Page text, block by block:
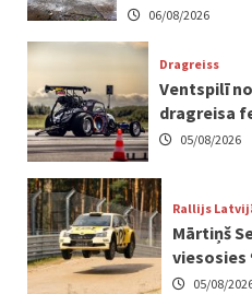
06/08/2026
Dragreiss
Ventspilī
dragreisa
05/08/2026
Rallijs
Mārtiņš
viesosies
05/08/